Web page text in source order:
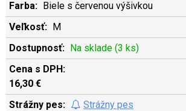
Biele s červenou výšivkou
M
Na sklade (3 ks)
16,30 €
Strážny pes